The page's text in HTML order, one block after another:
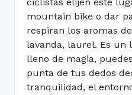
mountain bike o dar
respiran los aromas
lavanda, laurel. Es un
lleno de magia,
punta de tus dedos
tranquilidad, el